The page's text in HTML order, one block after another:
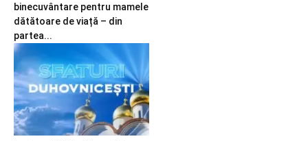
binecuvântare pentru mamele
dătătoare de viață – din
partea...